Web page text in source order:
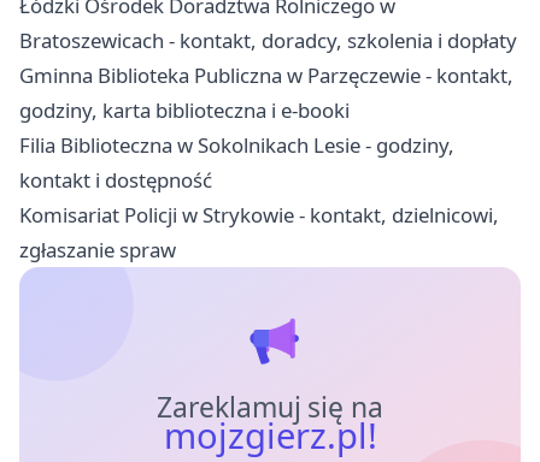
Łódzki Ośrodek Doradztwa Rolniczego w
Bratoszewicach - kontakt, doradcy, szkolenia i dopłaty
Gminna Biblioteka Publiczna w Parzęczewie - kontakt,
godziny, karta biblioteczna i e-booki
Filia Biblioteczna w Sokolnikach Lesie - godziny,
kontakt i dostępność
Komisariat Policji w Strykowie - kontakt, dzielnicowi,
zgłaszanie spraw
Zareklamuj się na
mojzgierz.pl!